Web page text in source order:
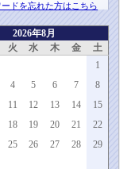
ードを忘れた方はこちら
2026年8月
火 水 木 金
土
1
4 5 6 7
8
11 12 13 14
15
18 19 20 21
22
25 26 27 28
29